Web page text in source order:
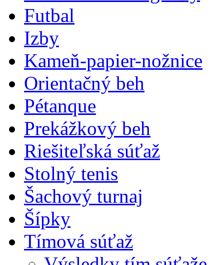
Futbal
Izby
Kameň-papier-nožnice
Orientačný beh
Pétanque
Prekážkový beh
Riešiteľská súťaž
Stolný tenis
Šachový turnaj
Šípky
Tímová súťaž